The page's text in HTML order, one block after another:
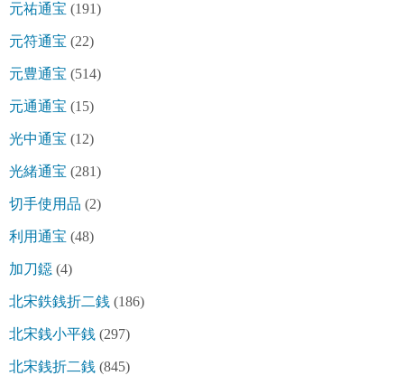
元祐通宝 (191)
元符通宝 (22)
元豊通宝 (514)
元通通宝 (15)
光中通宝 (12)
光緒通宝 (281)
切手使用品 (2)
利用通宝 (48)
加刀鐚 (4)
北宋鉄銭折二銭 (186)
北宋銭小平銭 (297)
北宋銭折二銭 (845)